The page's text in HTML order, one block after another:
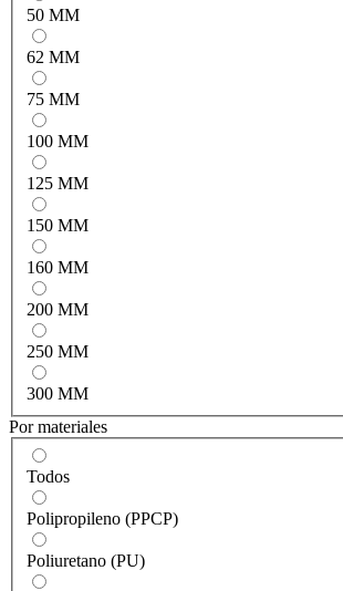
50 MM
62 MM
75 MM
100 MM
125 MM
150 MM
160 MM
200 MM
250 MM
300 MM
Por materiales
Todos
Polipropileno (PPCP)
Poliuretano (PU)